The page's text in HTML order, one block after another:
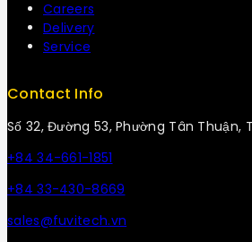
Careers
Delivery
Service
Contact Info
Số 32, Đường 53, Phường Tân Thuận,
+84 34-661-1851
+84 33-430-8669
sales@fuvitech.vn